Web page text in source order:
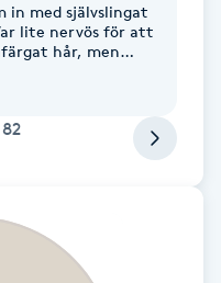
in med självslingat
lite nervös för att
hår, men
hår! :) Alla
Är så nöjd, och nu
hår :) Är otroligt
82